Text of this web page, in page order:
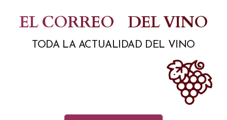
contenido
EL CORREO DEL VINO
TODA LA ACTUALIDAD DEL VINO